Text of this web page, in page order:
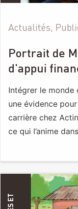
Actualités,
Portrait de
d'appui
Intégrer le monde
une évidence
carrière chez
ce qui l’anime